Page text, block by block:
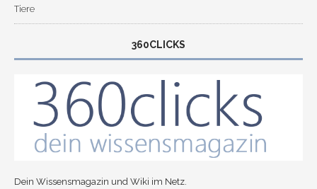
Tiere
360CLICKS
Dein Wissensmagazin und Wiki im Netz.